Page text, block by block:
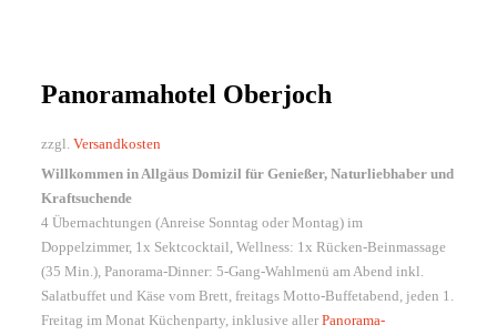
Panoramahotel Oberjoch
zzgl.Versandkosten
Willkommen in Allgäus Domizil für Genießer, Naturliebhaber und
Kraftsuchende
4 Übernachtungen (Anreise Sonntag oder Montag) im
Doppelzimmer, 1x Sektcocktail, Wellness: 1x Rücken-Beinmassage
(35 Min.), Panorama-Dinner: 5-Gang-Wahlmenü am Abend inkl.
Salatbuffet und Käse vom Brett, freitags Motto-Buffetabend, jeden 1.
Freitag im Monat Küchenparty, inklusive allerPanorama-